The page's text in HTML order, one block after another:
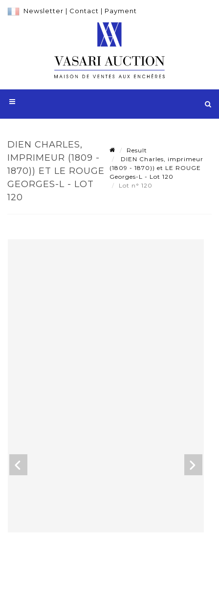
Newsletter | Contact | Payment
DIEN CHARLES,
IMPRIMEUR (1809 -
1870)) ET LE ROUGE
GEORGES-L - LOT
120
Result
DIEN Charles, imprimeur
(1809 - 1870)) et LE ROUGE
Georges-L - Lot 120
Lot n° 120